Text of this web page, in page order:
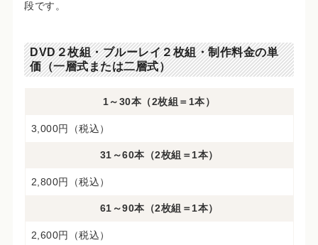
段です。
DVD２枚組・ブルーレイ２枚組・制作料金の単
価（一層式または二層式）
1～30本（2枚組＝1本）
3,000円（税込）
31～60本（2枚組＝1本）
2,800円（税込）
61～90本（2枚組＝1本）
2,600円（税込）